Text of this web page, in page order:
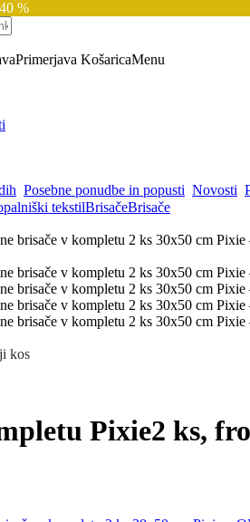
%
Primerjava KošaricaMenu
Posebne ponudbe in popusti Novosti
tekstilBrisačeBrisače
kos
Pixie2 ks,